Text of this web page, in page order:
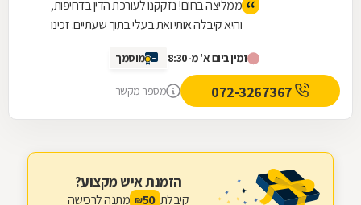
ממליצה בחום! נזקקנו לעורכת הדין בדחיפות,
והיא קיבלה אותי ואת בעלי בתוך שעתיים. זכינו
דופן. השירות היה מהיר, יעיל ואכפתי, והרגשנו
שאנחנו בידיים טובות. תודה רבה על כל העזרה
זמין ביום א' מ-8:30 מוסמך
מספר מקשר
הזמנת איש מקצוע?
קיבלת 50
₪ מתנה לרכישה